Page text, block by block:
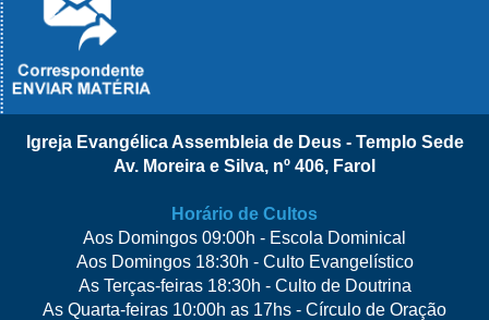
Igreja Evangélica Assembleia de Deus - Templo Sede
Av. Moreira e Silva, nº 406, Farol
Horário de Cultos
Aos Domingos 09:00h - Escola Dominical
Aos Domingos 18:30h - Culto Evangelístico
As Terças-feiras 18:30h - Culto de Doutrina
As Quarta-feiras 10:00h as 17hs - Círculo de Oração